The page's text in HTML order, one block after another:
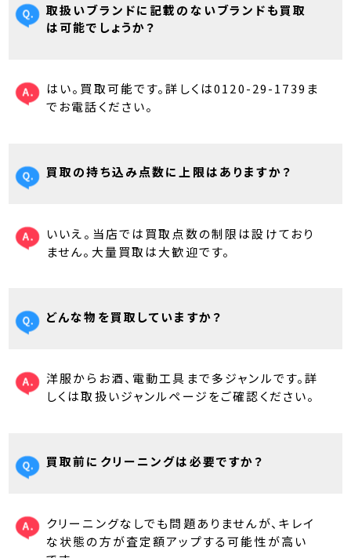
取扱いブランドに記載のないブランドも買取
は可能でしょうか？
はい。買取可能です。詳しくは0120-29-1739ま
でお電話ください。
買取の持ち込み点数に上限はありますか？
いいえ。当店では買取点数の制限は設けており
ません。大量買取は大歓迎です。
どんな物を買取していますか？
洋服からお酒、電動工具まで多ジャンルです。詳
しくは取扱いジャンルページをご確認ください。
買取前にクリーニングは必要ですか？
クリーニングなしでも問題ありませんが、キレイ
な状態の方が査定額アップする可能性が高い